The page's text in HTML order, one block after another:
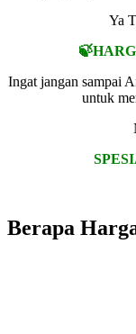
Ya
Ingat jangan sampai
untuk
Berapa